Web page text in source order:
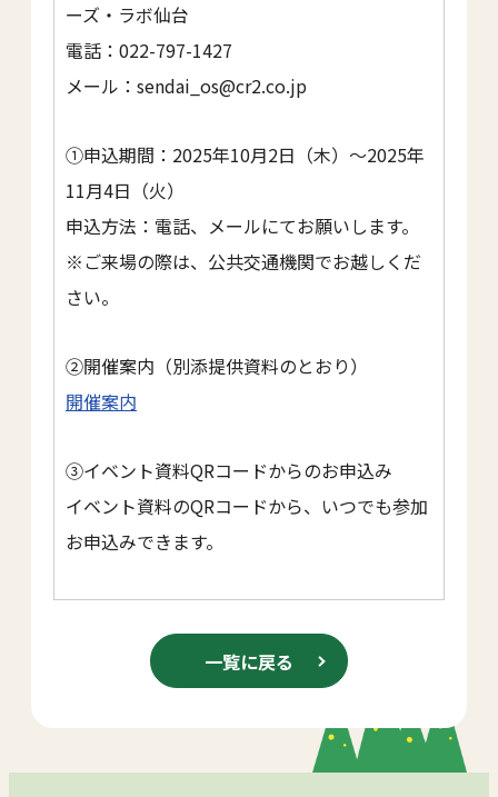
ーズ・ラボ仙台
電話：022-797-1427
メール：sendai_os@cr2.co.jp
①申込期間：2025年10月2日（木）～2025年
11月4日（火）
申込方法：電話、メールにてお願いします。
※ご来場の際は、公共交通機関でお越しくだ
さい。
②開催案内（別添提供資料のとおり）
開催案内
③イベント資料QRコードからのお申込み
イベント資料のQRコードから、いつでも参加
お申込みできます。
一覧に戻る